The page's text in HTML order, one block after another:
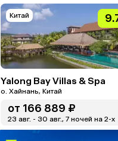
Китай
Yalong Bay Villas & Spa
о. Хайнань, Китай
от 166 889 ₽
23 авг. - 30 авг., 7 ночей на 2-x